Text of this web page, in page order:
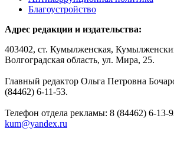
Благоустройство
Адрес редакции и издательства:
403402, ст. Кумылженская,
Волгоградская область, ул. Мира, 25.
Главный редактор Ольга Петровна
(84462) 6-11-53.
Телефон отдела рекламы: 8 (84462) 6-13-
kum@yandex.ru